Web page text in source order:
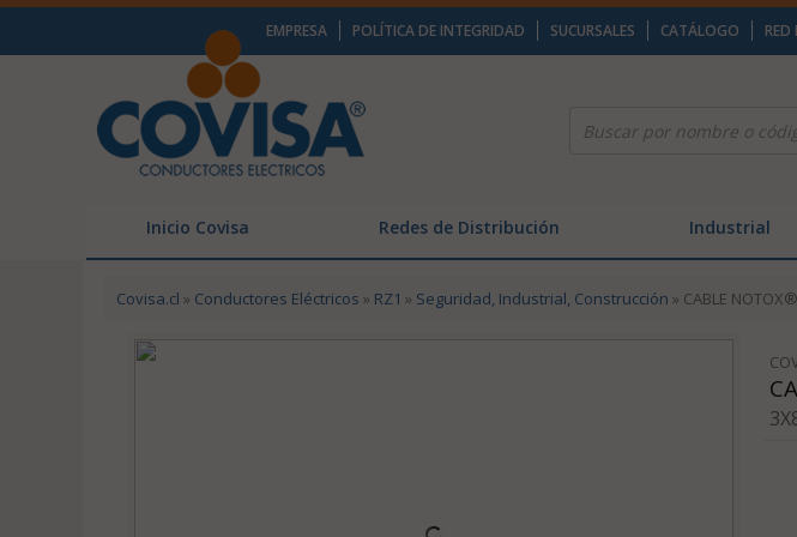
EMPRESA POLÍTICA DE INTEGRIDAD SUCURSALES CATÁLOGO RED
Inicio Covisa Redes de Distribución Industrial
Covisa.cl » Conductores Eléctricos » RZ1 » Seguridad, Industrial, Construcción » CABLE